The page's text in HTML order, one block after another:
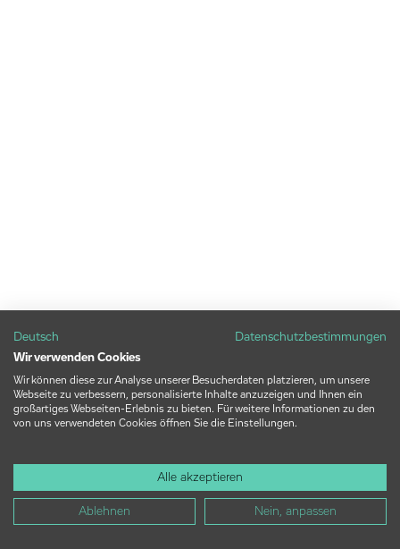
Deutsch
Datenschutzbestimmungen
Wir verwenden Cookies
Wir können diese zur Analyse unserer Besucherdaten platzieren, um unsere
Webseite zu verbessern, personalisierte Inhalte anzuzeigen und Ihnen ein
großartiges Webseiten-Erlebnis zu bieten. Für weitere Informationen zu den
von uns verwendeten Cookies öffnen Sie die Einstellungen.
Alle akzeptieren
Ablehnen Nein, anpassen